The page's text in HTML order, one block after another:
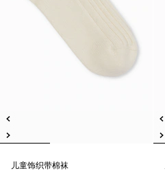
儿童饰织带棉袜